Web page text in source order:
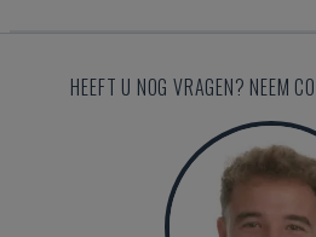
HEEFT U NOG VRAGEN? NEEM